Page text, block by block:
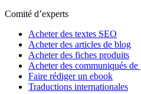
Comité d’experts
Acheter des textes SEO
Acheter des articles de blog
Acheter des fiches produits
Acheter des communiqués de
Faire rédiger un ebook
Traductions internationales